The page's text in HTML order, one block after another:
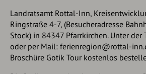
Landratsamt Rottal-Inn,
Ringstraße 4-7, (Besucheradresse
Stock) in 84347 Pfarrkirchen. Unter der
oder per Mail: ferienregion@rottal-
Broschüre Gotik Tour kostenlos